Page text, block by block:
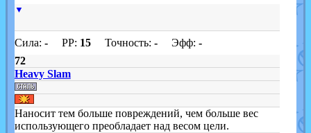
▼
Сила: -PP: 15Точность: -Эфф: -
72
Heavy Slam
Наносит тем больше повреждений, чем больше вес
использующего преобладает над весом цели.